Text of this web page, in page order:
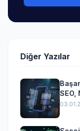
Diğer Yazılar
SEO,